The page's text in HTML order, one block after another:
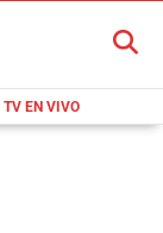
TV EN VIVO
BUSCAR